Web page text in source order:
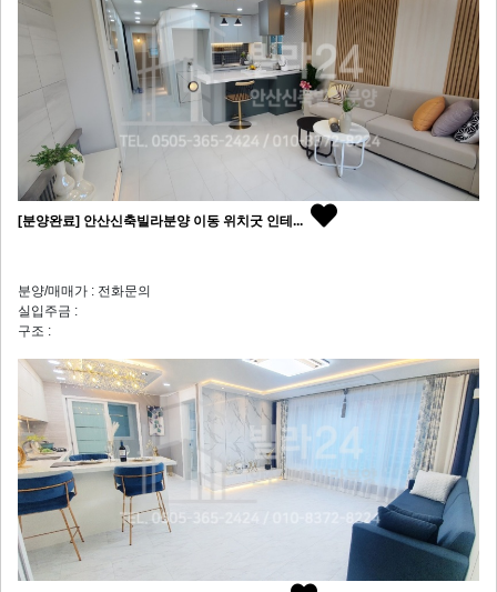
[분양완료] 안산신축빌라분양 이동 위치굿 인테...
분양/매매가 : 전화문의
실입주금 :
구조 :